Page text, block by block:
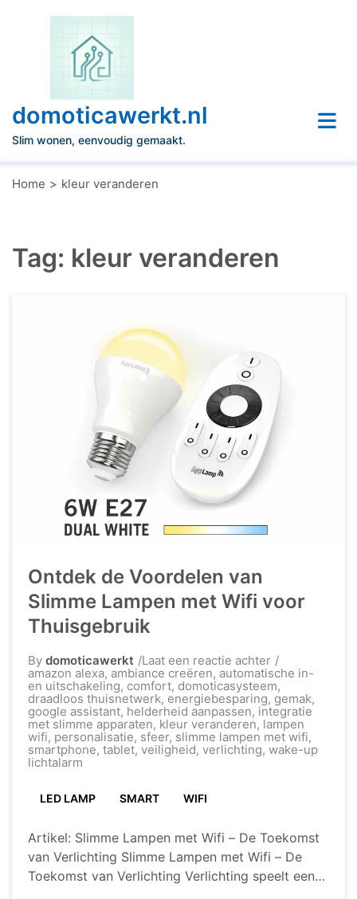
domoticawerkt.nl
Slim wonen, eenvoudig gemaakt.
Home kleur veranderen
Tag: kleur veranderen
Ontdek de Voordelen van
Slimme Lampen met Wifi voor
Thuisgebruik
By domoticawerkt Laat een reactie achterop
Ontdek
de
Voordelen
van
Slimme
Lampen
met
amazon alexa, ambiance creëren, automatische in-
en uitschakeling, comfort, domoticasysteem,
draadloos thuisnetwerk, energiebesparing, gemak,
google assistant, helderheid aanpassen, integratie
met slimme apparaten, kleur veranderen, lampen
wifi, personalisatie, sfeer, slimme lampen met wifi,
smartphone, tablet, veiligheid, verlichting, wake-up
lichtalarm
LED LAMP SMART WIFI
Artikel: Slimme Lampen met Wifi – De Toekomst
van Verlichting Slimme Lampen met Wifi – De
Toekomst van Verlichting Verlichting speelt een